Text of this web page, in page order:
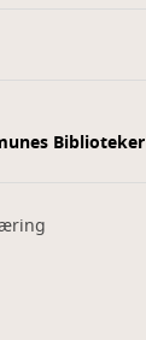
Biblioteker